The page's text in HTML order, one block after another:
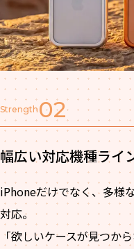
Strength 02
幅広い対応機種ライ
iPhoneだけでなく、多様
対応。
「欲しいケースが見つか